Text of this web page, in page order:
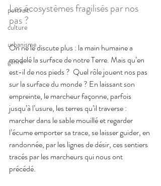
portrait
culture
urbanisme
genre
Les écosystèmes fragilisés par nos
pas ?
On ne le discute plus : la main humaine a
modelé la surface de notre Terre. Mais qu’en
est-il de nos pieds ?  Quel rôle jouent nos pas
sur la surface du monde ? En laissant son
empreinte, le marcheur façonne, parfois
jusqu’à l’usure, les terres qu’il traverse :
marcher dans le sable mouillé et regarder
l’écume emporter sa trace, se laisser guider, en
randonnée, par les lignes de désir, ces sentiers
tracés par les marcheurs qui nous ont
précédé.